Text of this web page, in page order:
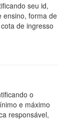
seu id,
ensino, forma de
de ingresso
o
e máximo
responsável,